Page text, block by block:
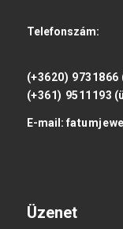
Telefonszám:
(+3620) 9731866
(+361) 9511193
E-mail:
Üzenet